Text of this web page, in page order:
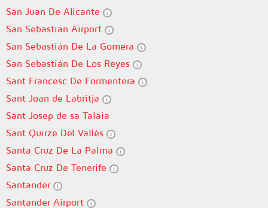
San Juan De Alicante
San Sebastian Airport
San Sebastián De La Gomera
San Sebastián De Los Reyes
Sant Francesc De Formentera
Sant Joan de Labritja
Sant Josep de sa Talaia
Sant Quirze Del Vallès
Santa Cruz De La Palma
Santa Cruz De Tenerife
Santander
Santander Airport